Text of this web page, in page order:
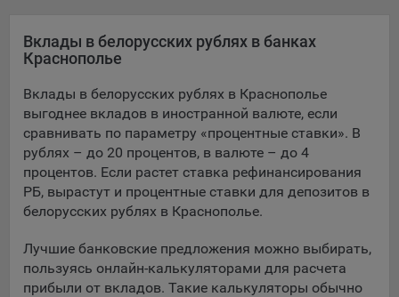
сервис показа контекстной рекламы. Адрес: Yandex
Europe AG, Werftestrasse 4, CH-6005 Luzern, Switzerland.
предоставляемый компанией Google Ireland Ltd, Gordon
House Barrow Street Dublin 4, D04E5W5 Ireland.
Сохранить мои изменения
Сохранить по умолчанию
Вклады в белорусских рублях в банках
Краснополье
Вклады в белорусских рублях в Краснополье
выгоднее вкладов в иностранной валюте, если
сравнивать по параметру «процентные ставки». В
рублях – до 20 процентов, в валюте – до 4
процентов. Если растет ставка рефинансирования
РБ, вырастут и процентные ставки для депозитов в
белорусских рублях в Краснополье.
Лучшие банковские предложения можно выбирать,
пользуясь онлайн-калькуляторами для расчета
прибыли от вкладов. Такие калькуляторы обычно